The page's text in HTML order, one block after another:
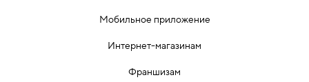
Мобильное приложение
Интернет-магазинам
Франшизам